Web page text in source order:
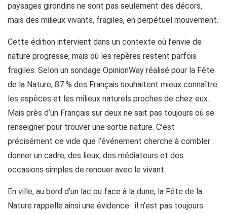
paysages girondins ne sont pas seulement des décors,
mais des milieux vivants, fragiles, en perpétuel mouvement.
Cette édition intervient dans un contexte où l’envie de
nature progresse, mais où les repères restent parfois
fragiles. Selon un sondage OpinionWay réalisé pour la Fête
de la Nature, 87 % des Français souhaitent mieux connaître
les espèces et les milieux naturels proches de chez eux.
Mais près d’un Français sur deux ne sait pas toujours où se
renseigner pour trouver une sortie nature. C’est
précisément ce vide que l’événement cherche à combler :
donner un cadre, des lieux, des médiateurs et des
occasions simples de renouer avec le vivant.
En ville, au bord d’un lac ou face à la dune, la Fête de la
Nature rappelle ainsi une évidence : il n’est pas toujours